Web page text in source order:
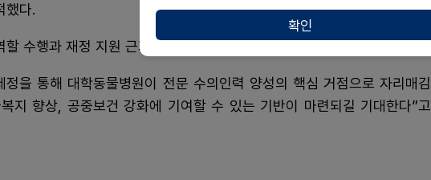
했다.
수행과 재정 지원 근거도 미흡해 입법이 필요하다는 게 서 의원 견해다.
을 통해 대학동물병원이 전문 수의인력 양성의 핵심 거점으로 자리매김
지 향상, 공중보건 강화에 기여할 수 있는 기반이 마련되길 기대한다”고
확인